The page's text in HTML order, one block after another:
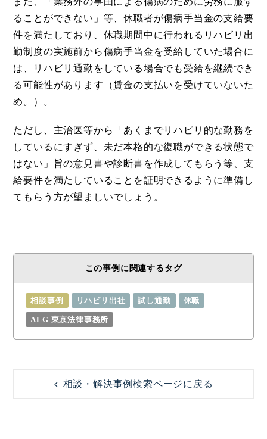
ることができない」等、休職者が傷病手当金の支給要
件を満たしており、休職期間中に行われるリハビリ出
勤制度の実施前から傷病手当金を受給していた場合に
は、リハビリ通勤をしている場合でも受給を継続でき
る可能性があります（賃金の支払いを受けていないた
め。）。
ただし、主治医等から「あくまでリハビリ的な勤務を
しているにすぎず、未だ本格的な復職ができる状態で
はない」旨の意見書や診断書を作成してもらう等、支
給要件を満たしていることを証明できるように準備し
てもらう方が望ましいでしょう。
この事例に関連するタグ
相談事例 リハビリ出社 試し通勤 休職
ALG 東京法律事務所
相談・解決事例検索ページに戻る